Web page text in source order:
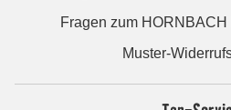
Fragen zum
Muster-